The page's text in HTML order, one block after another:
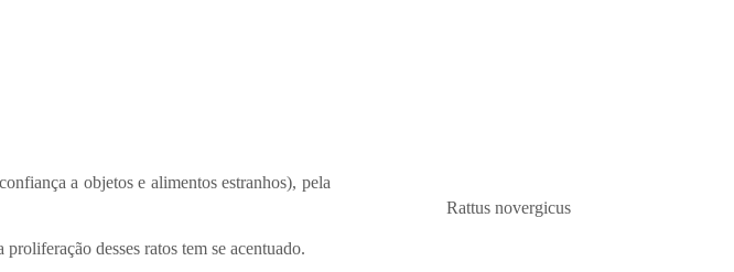
Rattus novergicus
a objetos e alimentos estranhos), pela
desses ratos tem se acentuado.